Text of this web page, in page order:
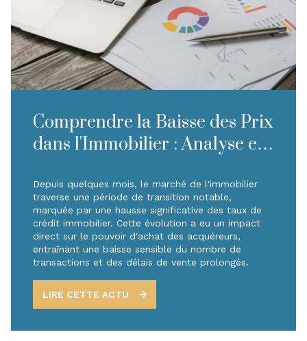
Comprendre la Baisse des Prix
dans l'Immobilier : Analyse et
Depuis quelques mois, le marché de l'immobilier
traverse une période de transition notable,
marquée par une hausse significative des taux de
crédit immobilier. Cette évolution a eu un impact
direct sur le pouvoir d'achat des acquéreurs,
entraînant une baisse sensible du nombre de
transactions et des délais de vente prolongés.
LIRE CETTE ACTU